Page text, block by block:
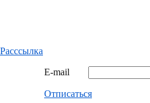
Расссылка
E-mail
Отписаться